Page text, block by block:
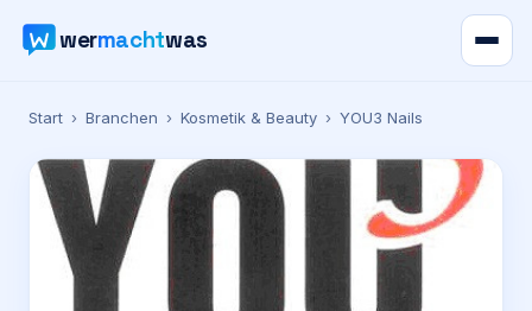
wermachtwas
Verzeichnis
Karte
News
Start › Branchen › Kosmetik & Beauty › YOU3 Nails